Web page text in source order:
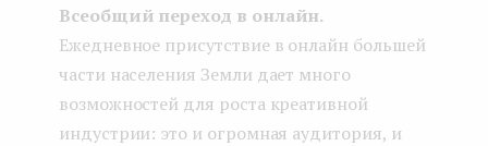
Всеобщий переход в онлайн.
Ежедневное присутствие в онлайн большей
части населения Земли дает много
возможностей для роста креативной
индустрии: это и огромная аудитория, и